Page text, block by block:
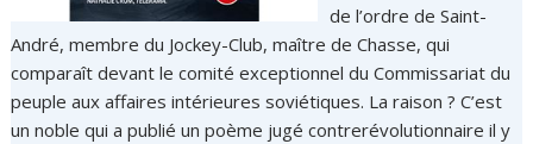
de l’ordre de Saint-
André, membre du Jockey-Club, maître de Chasse, qui
comparaît devant le comité exceptionnel du Commissariat du
peuple aux affaires intérieures soviétiques. La raison ? C’est
un noble qui a publié un poème jugé contrerévolutionnaire il y